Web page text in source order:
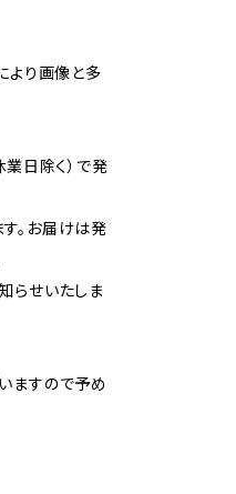
より画像と多
日除く）で発
。お届けは発
らせいたしま
ますので予め